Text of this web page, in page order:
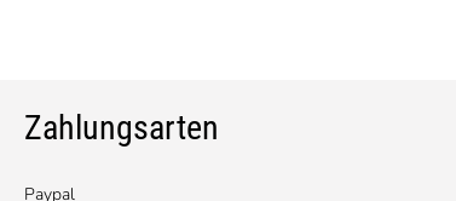
Zahlungsarten
Paypal